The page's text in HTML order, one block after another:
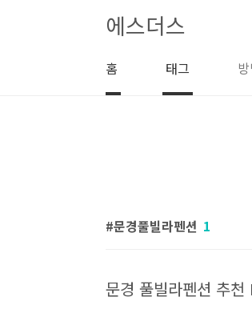
에스더스
홈 태그
문경풀빌라펜션 1
문경 풀빌라펜션 추